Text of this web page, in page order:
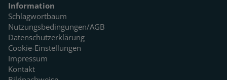
Information
Schlagwortbaum
Nutzungsbedingungen/AGB
Datenschutzerklärung
Cookie-Einstellungen
Impressum
Kontakt